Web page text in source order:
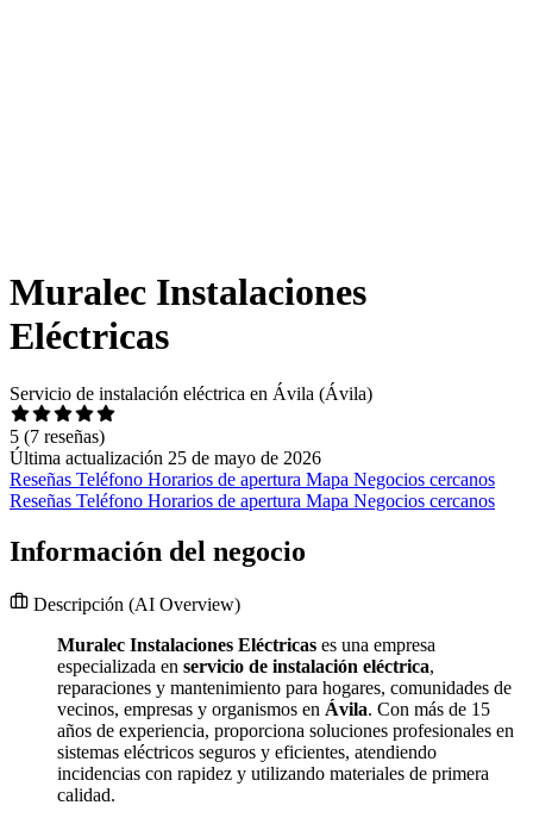
Muralec Instalaciones
Eléctricas
Servicio de instalación eléctrica en Ávila (Ávila)
5 (7 reseñas)
Última actualización 25 de mayo de 2026
Reseñas Teléfono Horarios de apertura Mapa Negocios cercanos
Reseñas Teléfono Horarios de apertura Mapa Negocios cercanos
Información del negocio
Descripción (AI Overview)
Muralec Instalaciones Eléctricas es una empresa
especializada en servicio de instalación eléctrica,
reparaciones y mantenimiento para hogares, comunidades de
vecinos, empresas y organismos en Ávila. Con más de 15
años de experiencia, proporciona soluciones profesionales en
sistemas eléctricos seguros y eficientes, atendiendo
incidencias con rapidez y utilizando materiales de primera
calidad.